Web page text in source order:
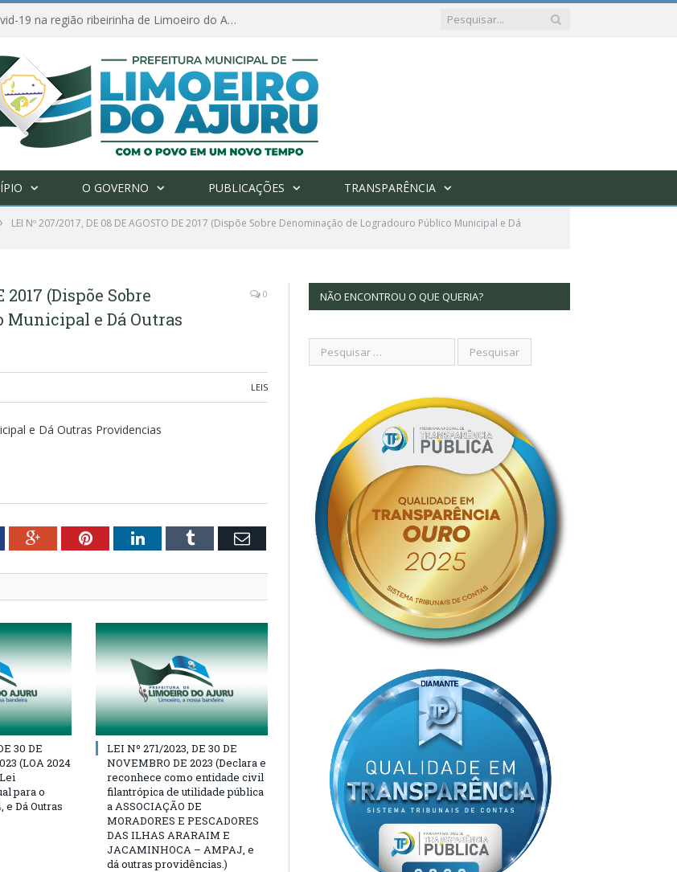
Ações de combate à Covid-19 na região ribeirinha de Limoeiro do Ajuru continuam
O GOVERNO PUBLICAÇÕES TRANSPARÊNCIA
LEI Nº 207/2017, DE 08 DE AGOSTO DE 2017 (Dispõe Sobre Denominação de Logradouro Público Municipal e Dá
2017 (Dispõe Sobre
Municipal e Dá Outras
0
LEIS
e Dá Outras Providencias
Google+PinterestLinkedInTumblr Email
30 DE
(LOA 2024
para o
Dá Outras
LEI Nº 271/2023, DE 30 DE
NOVEMBRO DE 2023 (Declara e
reconhece como entidade civil
filantrópica de utilidade pública
a ASSOCIAÇÃO DE
MORADORES E PESCADORES
DAS ILHAS ARARAIM E
JACAMINHOCA – AMPAJ, e
dá outras providências.)
NÃO ENCONTROU O QUE QUERIA?